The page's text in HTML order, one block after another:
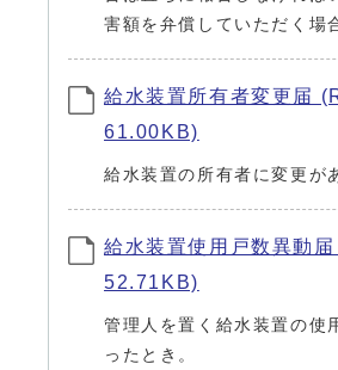
害額を弁償していただく場
給水装置所有者変更届
61.00KB)
給水装置の所有者に変更が
給水装置使用戸数異動届
52.71KB)
管理人を置く給水装置の使
ったとき。